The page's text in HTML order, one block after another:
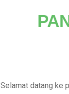
Selamat datang ke